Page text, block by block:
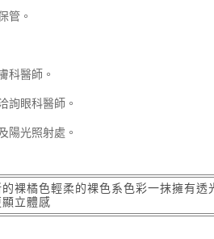
管。
科醫師。
詢眼科醫師。
陽光照射處。
裸橘色輕柔的裸色系色彩一抹擁有
立體感